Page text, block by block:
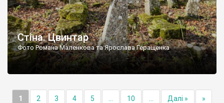
Стіна. Цвинтар
Фото Романа Маленкова та Ярослава Геращенка
1 2 3 4 5 10 Далі » »